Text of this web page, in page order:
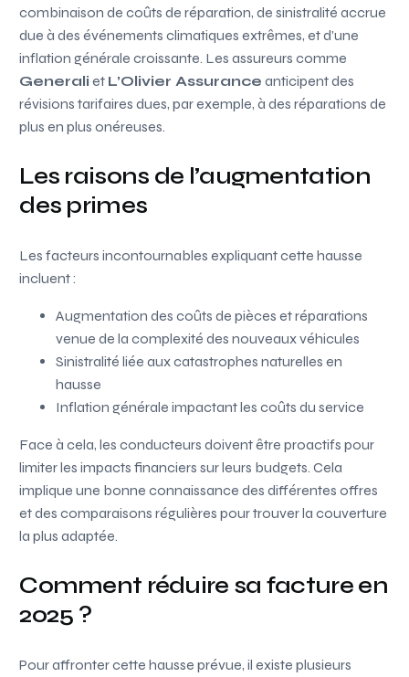
combinaison de coûts de réparation, de sinistralité accrue
due à des événements climatiques extrêmes, et d’une
inflation générale croissante. Les assureurs comme
Generali et L’Olivier Assurance anticipent des
révisions tarifaires dues, par exemple, à des réparations de
plus en plus onéreuses.
Les raisons de l’augmentation
des primes
Les facteurs incontournables expliquant cette hausse
incluent :
Augmentation des coûts de pièces et réparations
venue de la complexité des nouveaux véhicules
Sinistralité liée aux catastrophes naturelles en
hausse
Inflation générale impactant les coûts du service
Face à cela, les conducteurs doivent être proactifs pour
limiter les impacts financiers sur leurs budgets. Cela
implique une bonne connaissance des différentes offres
et des comparaisons régulières pour trouver la couverture
la plus adaptée.
Comment réduire sa facture en
2025 ?
Pour affronter cette hausse prévue, il existe plusieurs